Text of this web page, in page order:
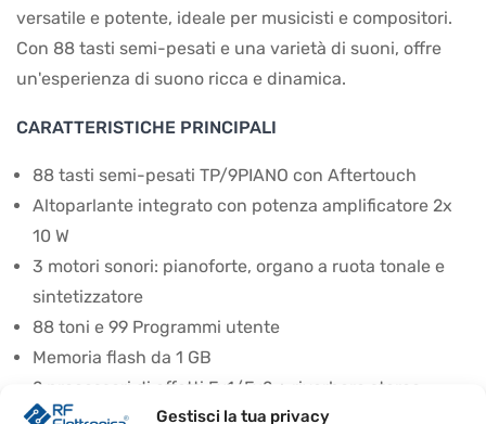
Gestisci la tua privacy
versatile e potente, ideale per musicisti e compositori.
Con 88 tasti semi-pesati e una varietà di suoni, offre
un'esperienza di suono ricca e dinamica.
CARATTERISTICHE PRINCIPALI
88 tasti semi-pesati TP/9PIANO con Aftertouch
Altoparlante integrato con potenza amplificatore 2x
10 W
3 motori sonori: pianoforte, organo a ruota tonale e
sintetizzatore
88 toni e 99 Programmi utente
Memoria flash da 1 GB
2 processori di effetti Fx1/Fx2 + riverbero stereo
Display OLED con risoluzione 128×64